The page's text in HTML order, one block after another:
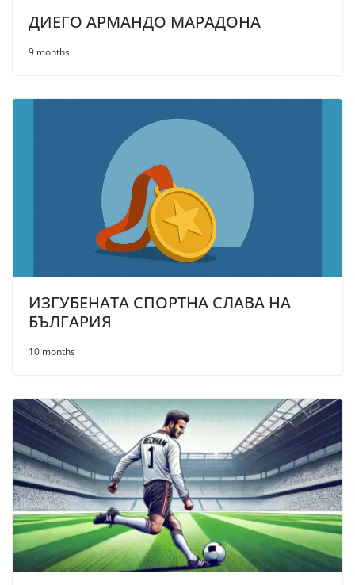
ДИЕГО АРМАНДО МАРАДОНА
9 months
ИЗГУБЕНАТА СПОРТНА СЛАВА НА
БЪЛГАРИЯ
10 months